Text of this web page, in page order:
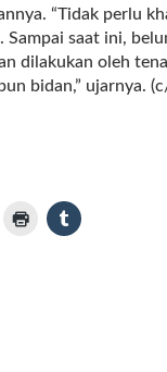
“Tidak perlu
Sampai saat ini,
dilakukan oleh
bidan,” ujarnya.